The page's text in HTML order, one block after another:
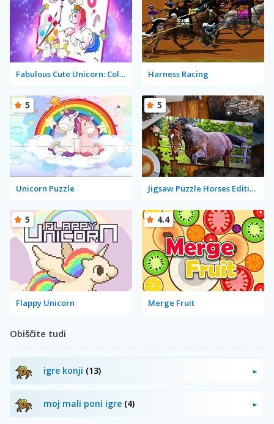
Fabulous Cute Unicorn: Coloring Book Harness Racing
Unicorn Puzzle
5
Jigsaw Puzzle Horses Edition
5
Flappy Unicorn
5
Merge Fruit
4.4
Obiščite tudi
igre konji (13)
moj mali poni igre (4)